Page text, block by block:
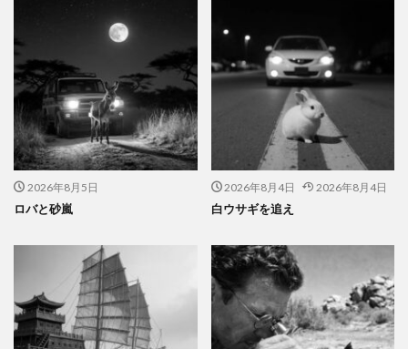
2026年8月5日
ロバと砂嵐
2026年8月4日 2026年8月4日
白ウサギを追え